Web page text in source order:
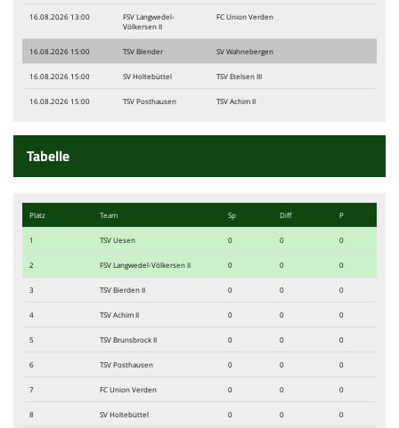
16.08.2026 13:00
FSV Langwedel-
Völkersen II
FC Union Verden
16.08.2026 15:00 TSV Blender SV Wahnebergen
16.08.2026 15:00 SV Holtebüttel TSV Etelsen III
16.08.2026 15:00 TSV Posthausen TSV Achim II
Tabelle
Platz Team Sp Diff P
1 TSV Uesen 0 0 0
2 FSV Langwedel-Völkersen II 0 0 0
3 TSV Bierden II 0 0 0
4 TSV Achim II 0 0 0
5 TSV Brunsbrock II 0 0 0
6 TSV Posthausen 0 0 0
7 FC Union Verden 0 0 0
8 SV Holtebüttel 0 0 0